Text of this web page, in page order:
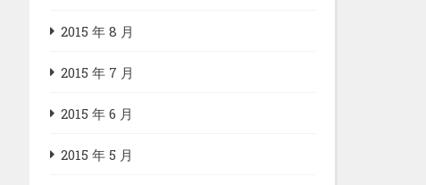
2015 年 8 月
2015 年 7 月
2015 年 6 月
2015 年 5 月